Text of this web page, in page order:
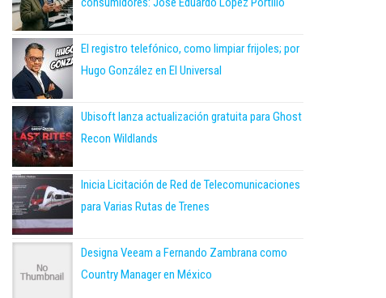
El registro telefónico, como limpiar frijoles; por
Hugo González en El Universal
Ubisoft lanza actualización gratuita para Ghost
Recon Wildlands
Inicia Licitación de Red de Telecomunicaciones
para Varias Rutas de Trenes
Designa Veeam a Fernando Zambrana como
Country Manager en México